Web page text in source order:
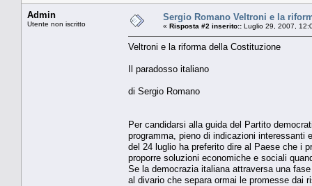
Admin
Utente non iscritto
Sergio Romano Veltroni e la
« Risposta #2 inserito:: Luglio 29, 2007,
Veltroni e la riforma della Costituzione
Il paradosso italiano
di Sergio Romano
Per candidarsi alla guida del Partito
programma, pieno di indicazioni interessanti
del 24 luglio ha preferito dire al Paese che i
proporre soluzioni economiche e sociali
Se la democrazia italiana attraversa una
al divario che separa ormai le promesse dai